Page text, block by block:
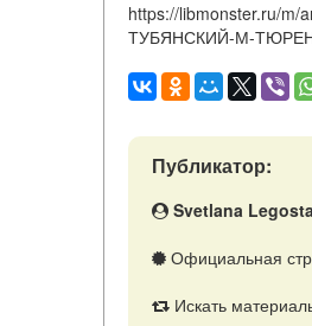
https://libmonster.ru/m/
ТУБЯНСКИЙ-М-
Публикатор:
Svetlana
Официальная
Искать